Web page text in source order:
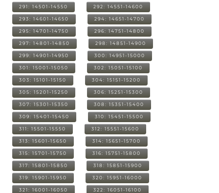
291: 14501-14550 292: 14551-14600
293: 14601-14650 294: 14651-14700
295: 14701-14750 296: 14751-14800
297: 14801-14850 298: 14851-14900
299: 14901-14950 300: 14951-15000
301: 15001-15050 302: 15051-15100
303: 15101-15150 304: 15151-15200
305: 15201-15250 306: 15251-15300
307: 15301-15350 308: 15351-15400
309: 15401-15450 310: 15451-15500
311: 15501-15550 312: 15551-15600
313: 15601-15650 314: 15651-15700
315: 15701-15750 316: 15751-15800
317: 15801-15850 318: 15851-15900
319: 15901-15950 320: 15951-16000
321: 16001-16050 322: 16051-16100